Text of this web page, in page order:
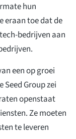
hun
eraan toe dat de
bedrijven aan
een op groei
Group zei
openstaat
Ze moeten
te leveren